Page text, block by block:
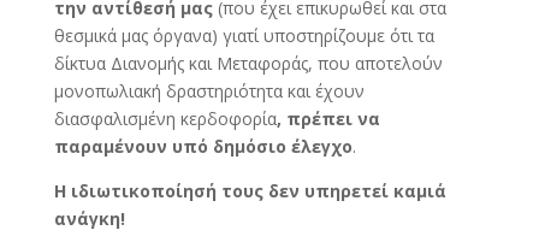
την αντίθεσή μας(που έχει επικυρωθεί και στα
θεσμικά μας όργανα) γιατί υποστηρίζουμε ότι τα
δίκτυα Διανομής και Μεταφοράς, που αποτελούν
μονοπωλιακή δραστηριότητα και έχουν
διασφαλισμένη κερδοφορία, πρέπει να
παραμένουν υπό δημόσιο έλεγχο.
Η ιδιωτικοποίησή τους δεν υπηρετεί καμιά
ανάγκη!